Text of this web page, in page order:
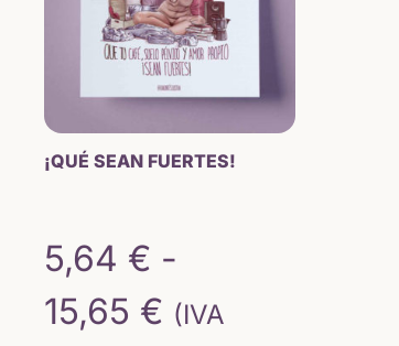
¡QUÉ SEAN FUERTES!
5,64 € -
15,65 € Rango
(IVA